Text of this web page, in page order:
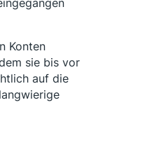
Konten
sie bis vor
auf die